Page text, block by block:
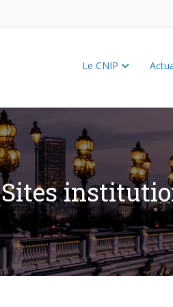
Le CNIP
Sites